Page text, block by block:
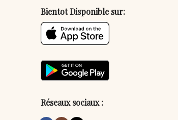
Bientot Disponible sur:
Réseaux sociaux :